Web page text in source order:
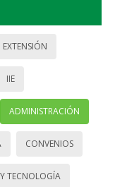
EXTENSIÓN
IIE
ADMINISTRACIÓN
CONVENIOS
TECNOLOGÍA